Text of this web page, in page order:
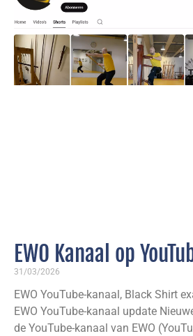
EWO Kanaal op
Shirt examens
31/03/2026
EWO YouTube-kanaal, Black Shirt
EWO YouTube-kanaal update
de YouTube-kanaal van EWO